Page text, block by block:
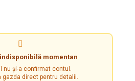
momentan
nu și-a confirmat contul.
gazda direct pentru detalii.